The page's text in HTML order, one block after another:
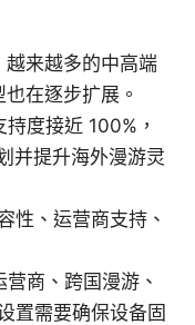
来越多的中高端
在逐步扩展。
度接近 100%，
并提升海外漫游灵
性、运营商支持、
商、跨国漫游、
置需要确保设备固